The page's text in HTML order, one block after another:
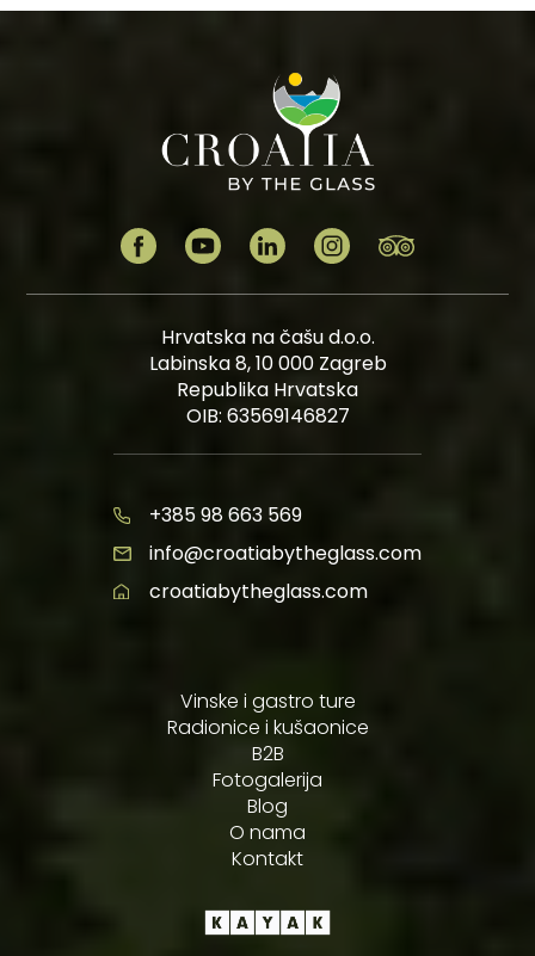
Hrvatska na čašu d.o.o.
Labinska 8, 10 000 Zagreb
Republika Hrvatska
OIB: 63569146827
+385 98 663 569
info@croatiabytheglass.com
croatiabytheglass.com
Vinske i gastro ture
Radionice i kušaonice
B2B
Fotogalerija
Blog
O nama
Kontakt